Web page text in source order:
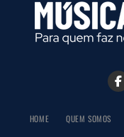
HOME QUEM SOMOS